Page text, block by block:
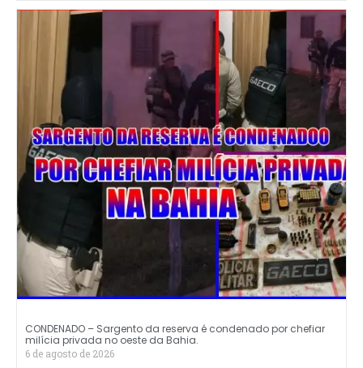
CONDENADO – Sargento da reserva é condenado por chefiar
milícia privada no oeste da Bahia.
6 de agosto de 2026